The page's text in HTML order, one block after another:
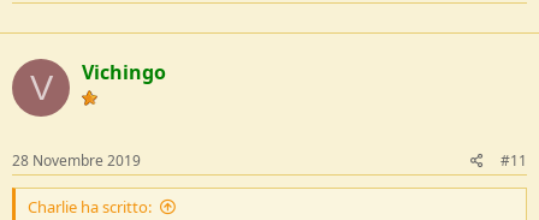
V Vichingo
28 Novembre 2019 #11
Charlie ha scritto: